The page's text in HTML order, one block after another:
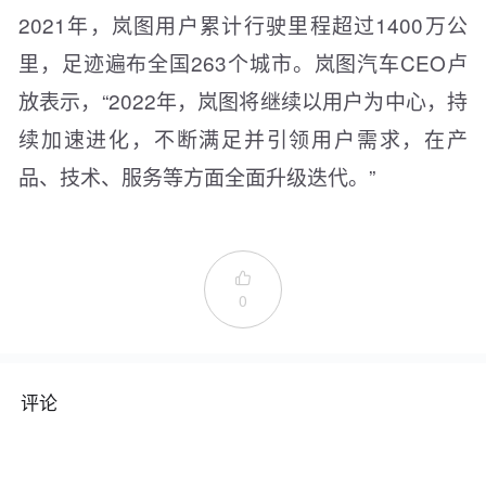
2021年，岚图用户累计行驶里程超过1400万公
里，足迹遍布全国263个城市。岚图汽车CEO卢
放表示，“2022年，岚图将继续以用户为中心，持
续加速进化，不断满足并引领用户需求，在产
品、技术、服务等方面全面升级迭代。”

0
评论